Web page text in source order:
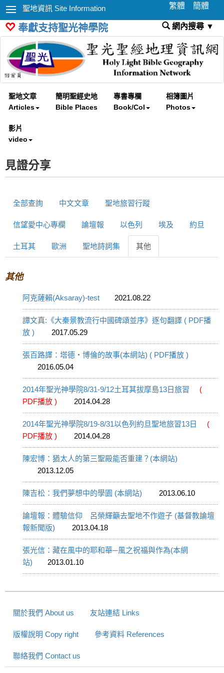
聖地資訊 Site Information 繁體 簡體
奉獻支持聖光神學院 網內搜尋 ▼
聖地文章
Articles
簡明聖經史地
Bible Places
專書專欄
Book/Col
相簿圖片
Photos
影片
video
見證分享
全部查詢 中文文章 聖地旅習行蹤
信望愛中心專欄 論壇報 以色列 埃及 約旦
土耳其 歐洲 聖地詩詞集 其他
其他
阿克薩賴(Aksaray)-test 2021.08.22
譚文真:《大秦景教流行中國碑頌並序》逐句翻譯 ( PDF播
放 )
2017.05.29
張百路譯：塔德‧博倫的故事(本網站) ( PDF播放 )
2016.05.04
2014年聖光神學院8/31-9/12土耳其拔摩島13日旅習
(
PDF播放 )
2014.04.28
2014年聖光神學院8/19-8/31以色列約旦聖地旅習13日
(
PDF播放 )
2014.04.28
陳宏博：猶太人的第三聖殿能否重建？(本網站)
2013.12.05
陳吉松：我們夢想中的學園 (本網站) 2013.06.10
論壇報：體驗信仰 呂榮輝籲去聖地不作遊子 (基督教論壇
報新聞版)
2013.04.18
張光信：藏在風中的耶和華─風之祝福與作為(本網
站)
2013.01.10
關於我們 About us 友站連結 Links
版權說明 Copy right 參考資料 References
聯絡我們 Contact us